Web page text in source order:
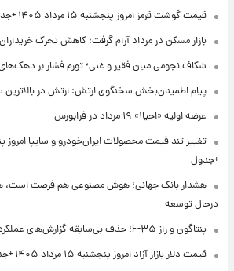
قیمت گوشت قرمز امروز پنجشنبه ۱۵ مرداد ۱۴۰۵ +جدول
بازار مسکن در مرداد آرام گرفت؛ کاهش تحرک
شکاف نجومی میان فقیر و غنی؛ تورم فشار بر
پیام اطمینان‌بخش سخنگوی ارتش: ارتش در بالاترین
عرضه اولیه «احیا۱» ۱۹ مرداد در فرابورس
+جدول
هشدار بانک جهانی؛ هوش مصنوعی هم فرصت است،
درحال توسعه
پنتاگون و راز F-۳۵؛ حذف بی‌سابقه گزارش‌های عملکرد جنگنده‌های نسل پنجم
قیمت دلار بازار آزاد امروز پنجشنبه ۱۵ مرداد ۱۴۰۵ +جدول